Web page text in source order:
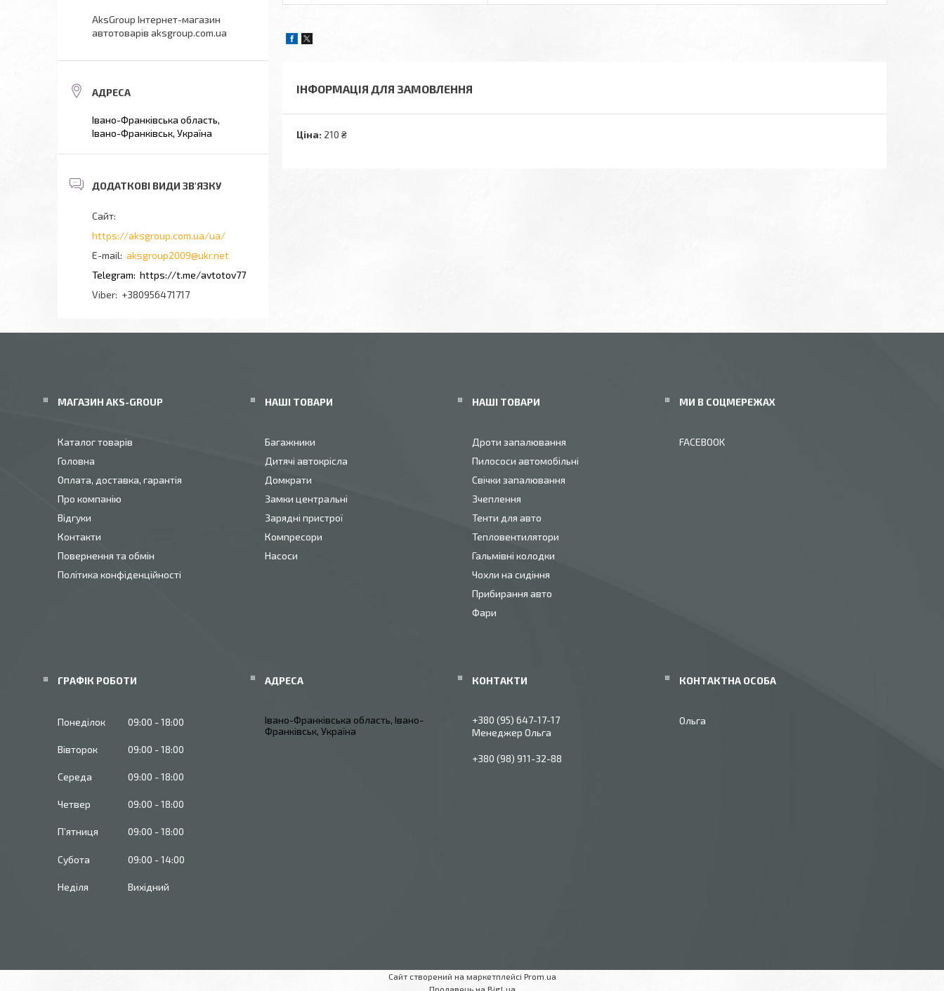
ІНФОРМАЦІЯ ДЛЯ ЗАМОВЛЕННЯ
Ціна: 210 ₴
AksGroup Інтернет-магазин
автотоварів aksgroup.com.ua
Івано-Франківська область,
Івано-Франківськ, Україна
https://aksgroup.com.ua/ua/
aksgroup2009@ukr.net
https://t.me/avtotov77
+380956471717
МАГАЗИН AKS-GROUP
Каталог товарів
Головна
Оплата, доставка, гарантія
Про компанію
Відгуки
Контакти
Повернення та обмін
Політика конфіденційності
НАШІ ТОВАРИ
Багажники
Дитячі автокрісла
Домкрати
Замки центральні
Зарядні пристрої
Компресори
Насоси
НАШІ ТОВАРИ
Дроти запалювання
Пилососи автомобільні
Свічки запалювання
Зчеплення
Тенти для авто
Тепловентилятори
Гальмівні колодки
Чохли на сидіння
Прибирання авто
Фари
МИ В СОЦМЕРЕЖАХ
FACEBOOK
ГРАФІК РОБОТИ
Понеділок 09:00 18:00
Вівторок 09:00 18:00
Середа 09:00 18:00
Четвер 09:00 18:00
Пʼятниця 09:00 18:00
Субота 09:00 14:00
Неділя Вихідний
Івано-Франківська область, Івано-
Франківськ, Україна
+380 (95) 647-17-17
Менеджер Ольга
+380 (98) 911-32-88
Ольга
Сайт створений на маркетплейсі Prom.ua
Продавець на Bigl.ua